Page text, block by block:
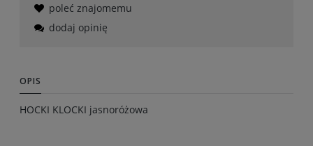
poleć znajomemu
dodaj opinię
OPIS
HOCKI KLOCKI jasnoróżowa